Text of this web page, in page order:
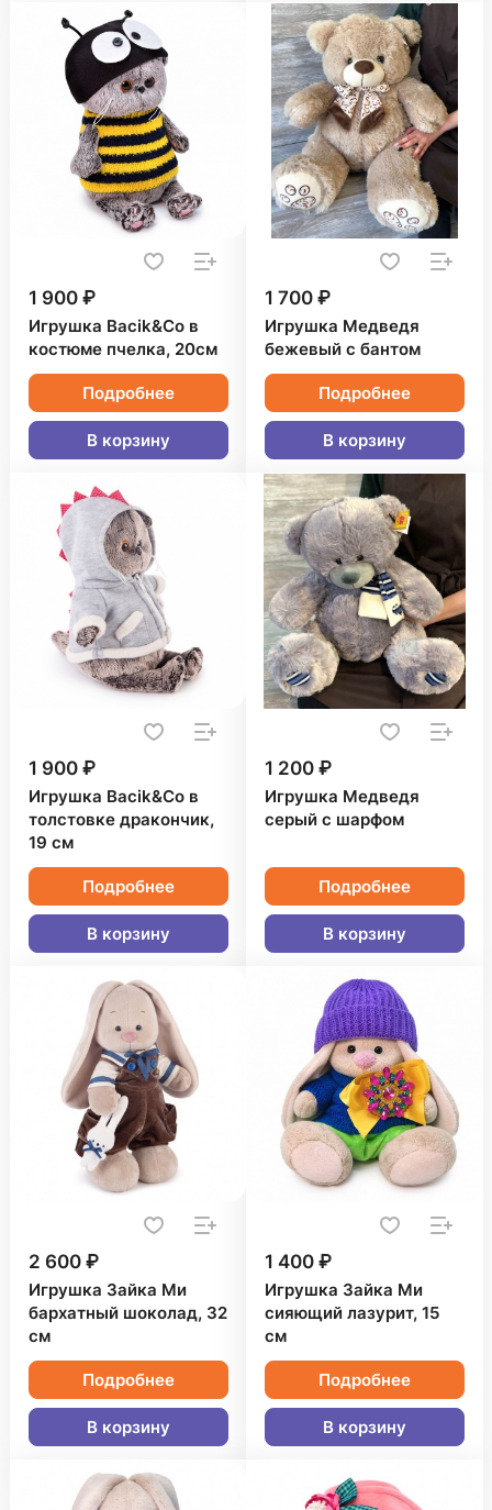
1 900 ₽
Игрушка Bacik&Co в
костюме пчелка, 20см
Подробнее
В корзину
1 700 ₽
Игрушка Медведя
бежевый с бантом
Подробнее
В корзину
1 900 ₽
Игрушка Bacik&Co в
толстовке дракончик,
19 см
Подробнее
В корзину
1 200 ₽
Игрушка Медведя
серый с шарфом
Подробнее
В корзину
2 600 ₽
Игрушка Зайка Ми
бархатный шоколад, 32
см
Подробнее
В корзину
1 400 ₽
Игрушка Зайка Ми
сияющий лазурит, 15
см
Подробнее
В корзину